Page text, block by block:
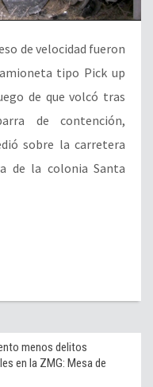
de velocidad fueron
tipo Pick up
de que volcó tras
de contención,
sobre la carretera
de la colonia Santa
menos delitos
en la ZMG: Mesa de